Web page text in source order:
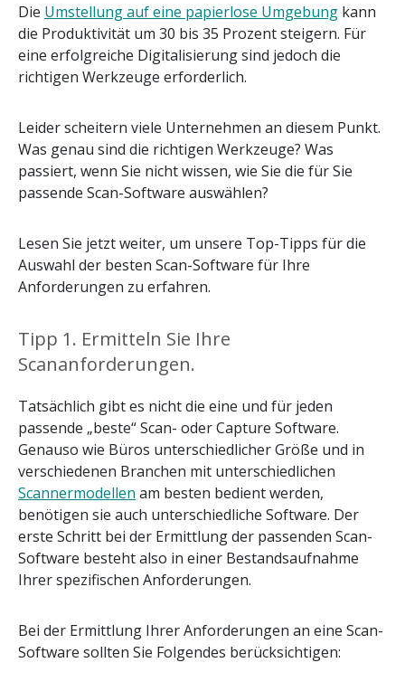
Die Umstellung auf eine papierlose Umgebung kann
die Produktivität um 30 bis 35 Prozent steigern. Für
eine erfolgreiche Digitalisierung sind jedoch die
richtigen Werkzeuge erforderlich.
Leider scheitern viele Unternehmen an diesem Punkt.
Was genau sind die richtigen Werkzeuge? Was
passiert, wenn Sie nicht wissen, wie Sie die für Sie
passende Scan-Software auswählen?
Lesen Sie jetzt weiter, um unsere Top-Tipps für die
Auswahl der besten Scan-Software für Ihre
Anforderungen zu erfahren.
Tipp 1. Ermitteln Sie Ihre
Scananforderungen.
Tatsächlich gibt es nicht die eine und für jeden
passende „beste“ Scan- oder Capture Software.
Genauso wie Büros unterschiedlicher Größe und in
verschiedenen Branchen mit unterschiedlichen
Scannermodellen am besten bedient werden,
benötigen sie auch unterschiedliche Software. Der
erste Schritt bei der Ermittlung der passenden Scan-
Software besteht also in einer Bestandsaufnahme
Ihrer spezifischen Anforderungen.
Bei der Ermittlung Ihrer Anforderungen an eine Scan-
Software sollten Sie Folgendes berücksichtigen: